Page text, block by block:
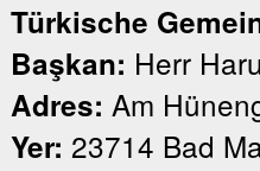
Türkische
Başkan: Herr
Adres: Am
Yer: 23714 Bad